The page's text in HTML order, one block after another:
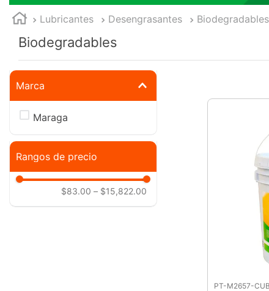
Lubricantes Desengrasantes Biodegradables
Biodegradables
Marca
Maraga
Rangos de precio
$83.00 – $15,822.00
PT-M2657-CUB
7.
sierra sable
clavos